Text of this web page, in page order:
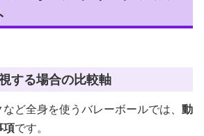
する場合の比較軸
ど全身を使うバレーボールでは、 動
項です。